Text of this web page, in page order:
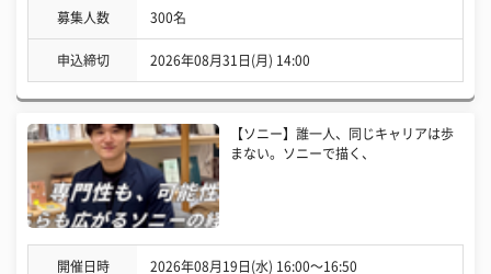
募集人数 300名
申込締切 2026年08月31日(月) 14:00
【ソニー】誰一人、同じキャリアは歩
まない。ソニーで描く、
開催日時 2026年08月19日(水) 16:00〜16:50